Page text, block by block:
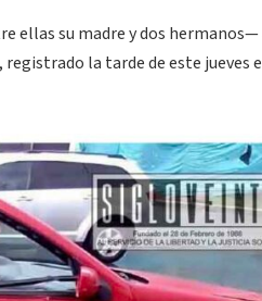
ellas su madre y dos hermanos—
la tarde de este jueves